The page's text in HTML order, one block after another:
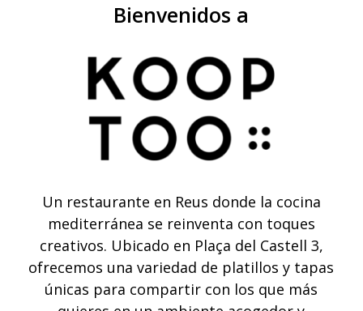
Bienvenidos a
Un restaurante en Reus donde la cocina
mediterránea se reinventa con toques
creativos. Ubicado en Plaça del Castell 3,
ofrecemos una variedad de platillos y tapas
únicas para compartir con los que más